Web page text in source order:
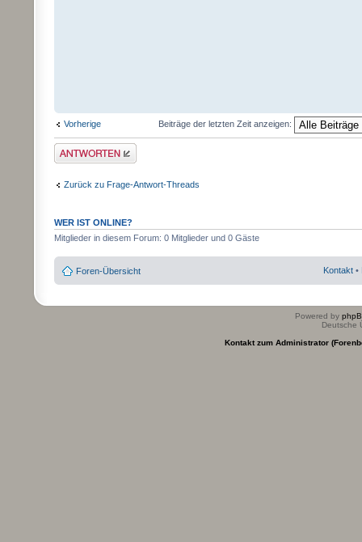
Vorherige Beiträge der letzten Zeit anzeigen:
Antwort erstellen
Zurück zu Frage-Antwort-Threads
WER IST ONLINE?
Mitglieder in diesem Forum: 0 Mitglieder und 0 Gäste
Foren-Übersicht Kontakt •
Powered by
Deutsche
Kontakt zum Administrator